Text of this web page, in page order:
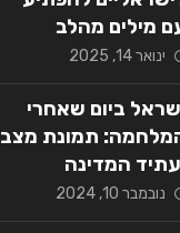
מילים מהלב
ינואר 14, 2025
ביום שאחרי
תמונת מצב
המדינה
נובמבר 10, 2024